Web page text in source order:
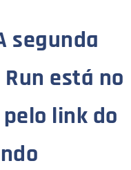
segunda
está no
link do